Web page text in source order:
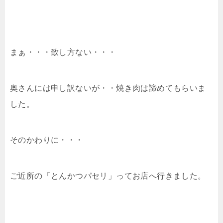
まぁ・・・致し方ない・・・
奥さんには申し訳ないが・・焼き肉は諦めてもらいま
した。
そのかわりに・・・
ご近所の「とんかつパセリ」ってお店へ行きました。